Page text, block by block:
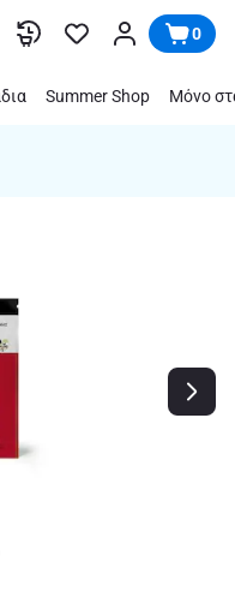
0
Summer Shop Μόνο